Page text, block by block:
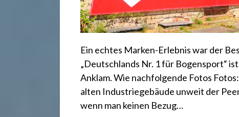
Ein echtes Marken-Erlebnis war der
„Deutschlands Nr. 1 für Bogensport“
Anklam. Wie nachfolgende Fotos
alten Industriegebäude unweit der
wenn man keinen Bezug…